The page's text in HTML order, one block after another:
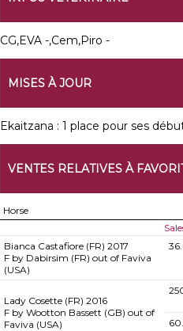
CG,EVA -,Cem,Piro -
MISES À JOUR
Ekaitzana : 1 place pour ses
VENTES RELATIVES À
Horse
Bianca Castafiore (FR) 2017
F by Dabirsim (FR) out of Faviva
(USA)
Lady Cosette (FR) 2016
F by Wootton Bassett (GB) out of
Faviva (USA)